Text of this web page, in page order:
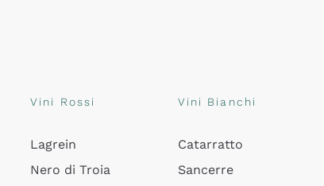
Vini Rossi
Lagrein
Nero di Troia
Vini Bianchi
Catarratto
Sancerre